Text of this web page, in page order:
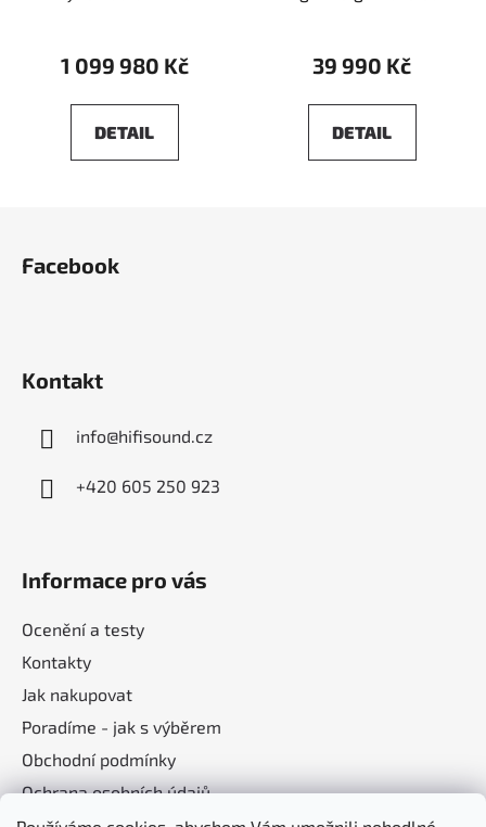
1 099 980 Kč
DETAIL
39 990 Kč
DETAIL
Facebook
Kontakt
info@hifisound.cz
+420 605 250 923
Informace pro vás
Ocenění a testy
Kontakty
Jak nakupovat
Poradíme - jak s výběrem
Obchodní podmínky
Ochrana osobních údajů